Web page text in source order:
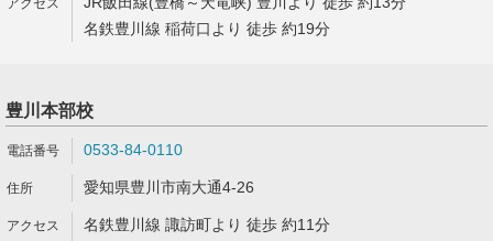
名鉄豊川線 稲荷口より 徒歩 約19分
豊川本部校
0533-84-0110
愛知県豊川市南大通4-26
名鉄豊川線 諏訪町より 徒歩 約11分